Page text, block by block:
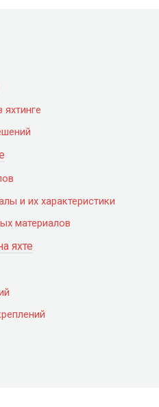
и их характеристики
материалов
яхте